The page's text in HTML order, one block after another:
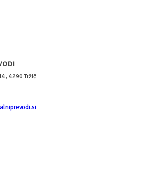
4290 Tržič